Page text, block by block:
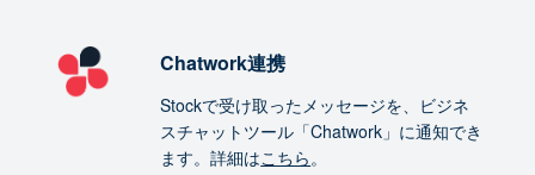
Chatwork連携
Stockで受け取ったメッセージを、ビジネ
スチャットツール「Chatwork」に通知でき
ます。詳細はこちら。